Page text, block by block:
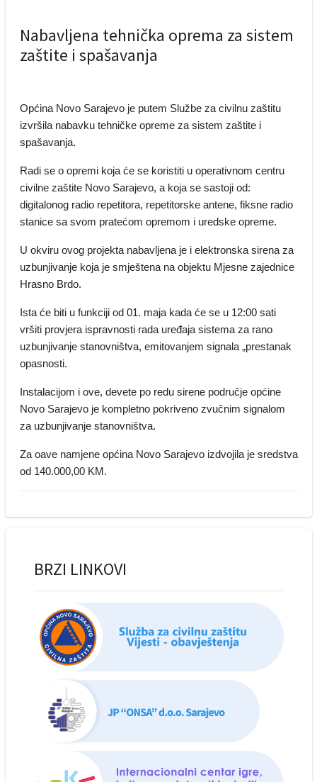
Nabavljena tehnička oprema za sistem
zaštite i spašavanja
Općina Novo Sarajevo je putem Službe za civilnu zaštitu
izvršila nabavku tehničke opreme za sistem zaštite i
spašavanja.
Radi se o opremi koja će se koristiti u operativnom centru
civilne zaštite Novo Sarajevo, a koja se sastoji od:
digitalonog radio repetitora, repetitorske antene, fiksne radio
stanice sa svom pratećom opremom i uredske opreme.
U okviru ovog projekta nabavljena je i elektronska sirena za
uzbunjivanje koja je smještena na objektu Mjesne zajednice
Hrasno Brdo.
Ista će biti u funkciji od 01. maja kada će se u 12:00 sati
vršiti provjera ispravnosti rada uređaja sistema za rano
uzbunjivanje stanovništva, emitovanjem signala „prestanak
opasnosti.
Instalacijom i ove, devete po redu sirene područje općine
Novo Sarajevo je kompletno pokriveno zvučnim signalom
za uzbunjivanje stanovništva.
Za oave namjene općina Novo Sarajevo izdvojila je sredstva
od 140.000,00 KM.
BRZI LINKOVI